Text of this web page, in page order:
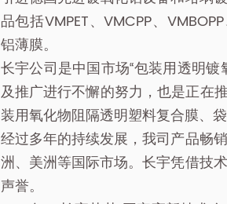
品包括VMPET、VMCPP、
铝薄膜。
长宇公司是中国市场“包装用透明
及推广进行不懈的努力，也是正
装用氧化物阻隔透明塑料复合膜、
经过多年的持续发展，我司产品畅
洲、美洲等国际市场。长宇凭借技
声誉。